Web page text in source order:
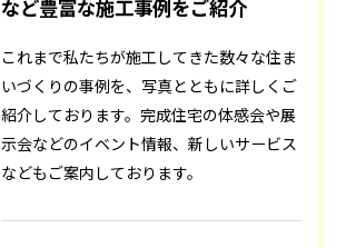
など豊富な施工事例をご紹介
これまで私たちが施工してきた数々な住ま
いづくりの事例を、写真とともに詳しくご
紹介しております。完成住宅の体感会や展
示会などのイベント情報、新しいサービス
などもご案内しております。